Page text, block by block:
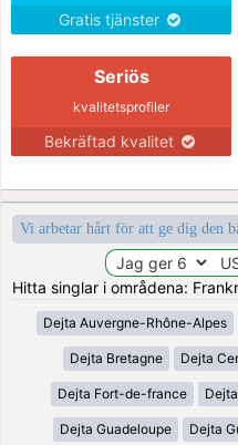
Gratis tjänster
Seriös
kvalitetsprofiler
Bekräftad kvalitet
Vi arbetar hårt för att ge dig den
Hitta singlar i områdena:
Dejta Auvergne-Rhône-Alpes
Dejta Bretagne Dejta
Dejta Fort-de-france
Dejta Guadeloupe Dejta